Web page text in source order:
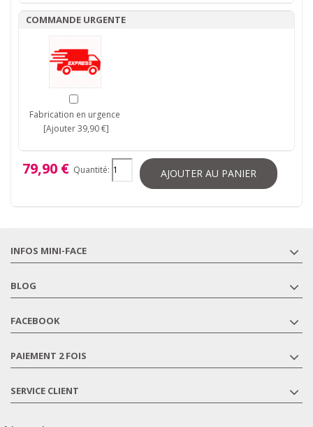
COMMANDE URGENTE
Fabrication en urgence
[Ajouter 39,90 €]
79,90 € Quantité: AJOUTER AU PANIER
INFOS MINI-FACE
BLOG
FACEBOOK
PAIEMENT 2 FOIS
SERVICE CLIENT